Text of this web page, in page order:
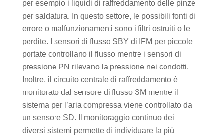
per esempio i liquidi di raffreddamento delle pinze
per saldatura. In questo settore, le possibili fonti di
errore o malfunzionamenti sono i filtri ostruiti o le
perdite. I sensori di flusso SBY di IFM per piccole
portate controllano il flusso mentre i sensori di
pressione PN rilevano la pressione nei condotti.
Inoltre, il circuito centrale di raffreddamento è
monitorato dal sensore di flusso SM mentre il
sistema per l’aria compressa viene controllato da
un sensore SD. Il monitoraggio continuo dei
diversi sistemi permette di individuare la più